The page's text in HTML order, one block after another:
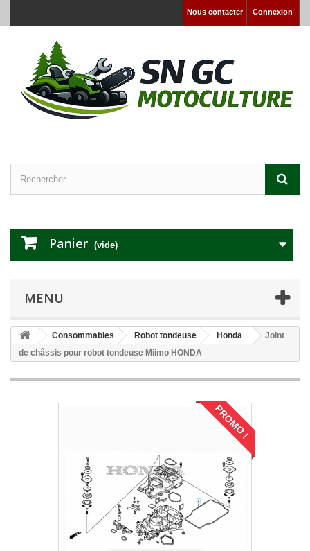
Connexion
Nous contacter
Panier (vide)
MENU
Consommables Robot tondeuse Honda
Joint
de châssis pour robot tondeuse Miimo HONDA
PROMO !